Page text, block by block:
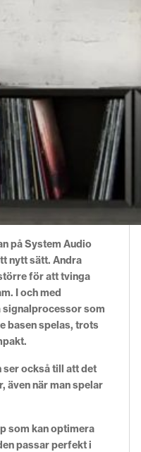
på System Audio
nytt sätt. Andra
för att tvinga
I och med
signalprocessor som
basen spelas, trots
också till att det
även när man spelar
som kan optimera
passar perfekt i